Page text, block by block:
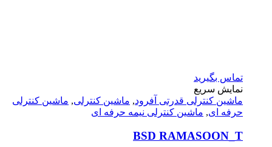
تماس بگیرید
نمایش سریع
ماشين كنترلى قدرتى آفرود, ماشین کنترلی, ماشین کنترلی
حرفه ای, ماشین کنترلی نیمه حرفه ای
BSD RAMASOON_T